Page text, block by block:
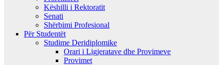
Këshilli i Rektoratit
Senati
Shërbimi Profesional
Për Studentët
Studime Deridiplomike
Orari i Ligjeratave dhe Provimeve
Provimet